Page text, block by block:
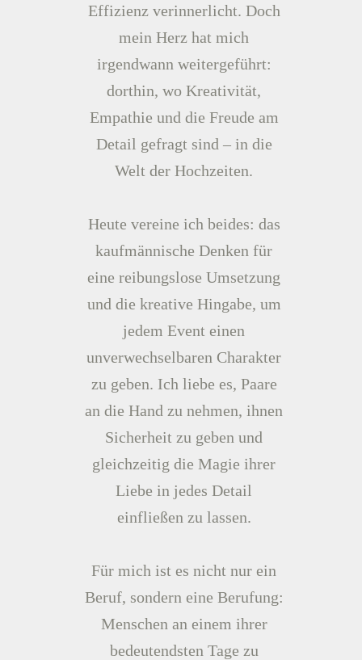
Effizienz verinnerlicht. Doch
mein Herz hat mich
irgendwann weitergeführt:
dorthin, wo Kreativität,
Empathie und die Freude am
Detail gefragt sind – in die
Welt der Hochzeiten.
Heute vereine ich beides: das
kaufmännische Denken für
eine reibungslose Umsetzung
und die kreative Hingabe, um
jedem Event einen
unverwechselbaren Charakter
zu geben. Ich liebe es, Paare
an die Hand zu nehmen, ihnen
Sicherheit zu geben und
gleichzeitig die Magie ihrer
Liebe in jedes Detail
einfließen zu lassen.
Für mich ist es nicht nur ein
Beruf, sondern eine Berufung:
Menschen an einem ihrer
bedeutendsten Tage zu